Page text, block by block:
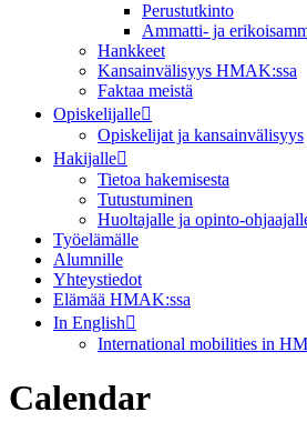
Perustutkinto
Ammatti- ja
Hankkeet
Kansainvälisyys HMAK:ssa
Faktaa meistä
Opiskelijalle
Opiskelijat ja kansainvälisyys
Hakijalle
Tietoa hakemisesta
Tutustuminen
Huoltajalle ja opinto-
Työelämälle
Alumnille
Yhteystiedot
Elämää HMAK:ssa
In English
International mobilities in
Calendar